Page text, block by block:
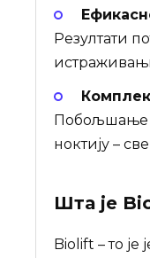
Резултати
Побољшање
ноктију –
Шта је
Biolift – то